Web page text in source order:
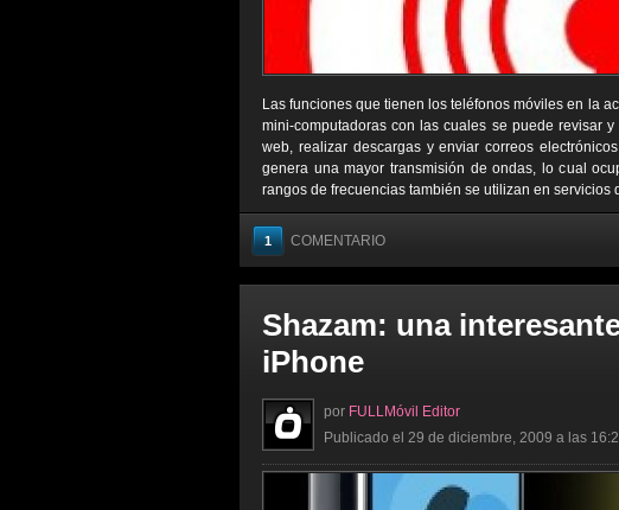
Las funciones que tienen los teléfonos móviles en la
mini-computadoras con las cuales se puede revisar
web, realizar descargas y enviar correos
genera una mayor transmisión de ondas, lo cual
rangos de frecuencias también se utilizan en servicios
1 COMENTARIO
Shazam: una
iPhone
por FULLMóvil Editor
Publicado el 29 de diciembre, 2009 a las